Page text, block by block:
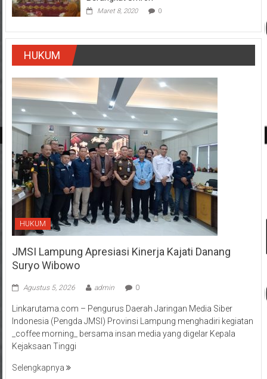
Maret 8, 2020 0
HUKUM
HUKUM
JMSI Lampung Apresiasi Kinerja Kajati Danang
Suryo Wibowo
Agustus 5, 2026 admin 0
Linkarutama.com – Pengurus Daerah Jaringan Media Siber
Indonesia (Pengda JMSI) Provinsi Lampung menghadiri kegiatan
_coffee morning_ bersama insan media yang digelar Kepala
Kejaksaan Tinggi
Selengkapnya